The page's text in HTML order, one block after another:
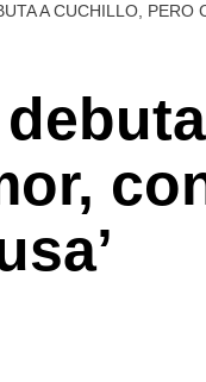
A CUCHILLO, PERO